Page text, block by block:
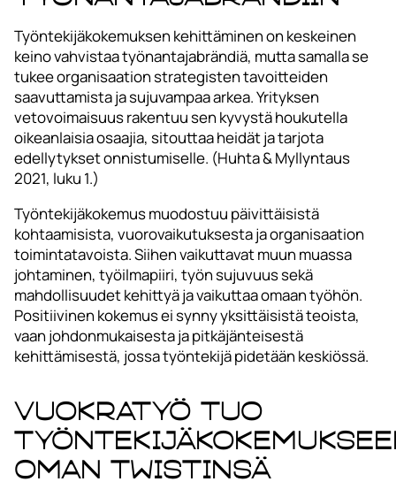
Työntekijäkokemuksen kehittäminen on keskeinen
keino vahvistaa työnantajabrändiä, mutta samalla se
tukee organisaation strategisten tavoitteiden
saavuttamista ja sujuvampaa arkea. Yrityksen
vetovoimaisuus rakentuu sen kyvystä houkutella
oikeanlaisia osaajia, sitouttaa heidät ja tarjota
edellytykset onnistumiselle. (Huhta & Myllyntaus
2021, luku 1.)
Työntekijäkokemus muodostuu päivittäisistä
kohtaamisista, vuorovaikutuksesta ja organisaation
toimintatavoista. Siihen vaikuttavat muun muassa
johtaminen, työilmapiiri, työn sujuvuus sekä
mahdollisuudet kehittyä ja vaikuttaa omaan työhön.
Positiivinen kokemus ei synny yksittäisistä teoista,
vaan johdonmukaisesta ja pitkäjänteisestä
kehittämisestä, jossa työntekijä pidetään keskiössä.
Vuokratyö tuo
oman twistinsä